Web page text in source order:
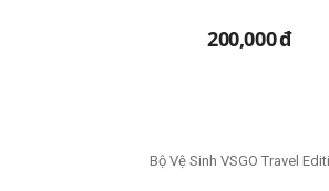
200,000đ
Bộ Vệ Sinh VSGO Travel